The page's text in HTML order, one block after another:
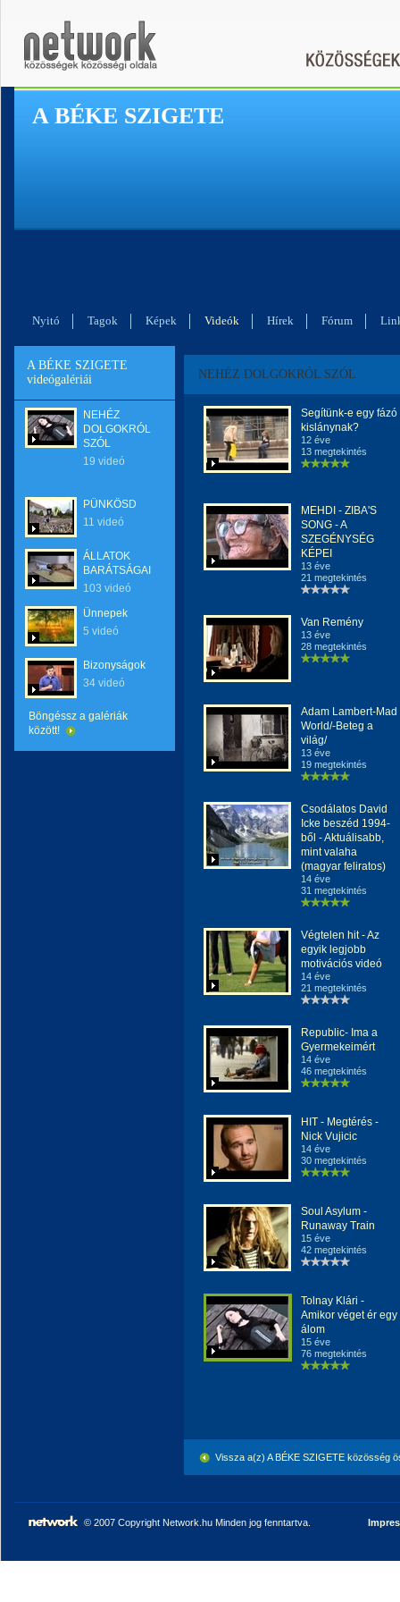
A BÉKE SZIGETE
Nyitó Tagok Képek Videók Hírek Fórum
A BÉKE SZIGETE
videógalériái
NEHÉZ
DOLGOKRÓL
SZÓL
19 videó
PÜNKÖSD
11 videó
ÁLLATOK
BARÁTSÁGAI
103 videó
Ünnepek
5 videó
Bizonyságok
34 videó
Böngéssz a galériák
között!
NEHÉZ DOLGOKRÓL SZÓL
Segítünk-e egy fázó
kislánynak?
12 éve
13 megtekintés
MEHDI - ZIBA'S
SONG - A
SZEGÉNYSÉG
KÉPEI
13 éve
21 megtekintés
Van Remény
13 éve
28 megtekintés
Adam Lambert-Mad
World/-Beteg a
világ/
13 éve
19 megtekintés
Csodálatos David
Icke beszéd 1994-
ből - Aktuálisabb,
mint valaha
(magyar feliratos)
14 éve
31 megtekintés
Végtelen hit - Az
egyik legjobb
motivációs videó
14 éve
21 megtekintés
Republic- Ima a
Gyermekeimért
14 éve
46 megtekintés
HIT - Megtérés -
Nick Vujicic
14 éve
30 megtekintés
Soul Asylum -
Runaway Train
15 éve
42 megtekintés
Tolnay Klári -
Amikor véget ér egy
álom
15 éve
76 megtekintés
Vissza a(z) A BÉKE SZIGETE közösség
© 2007 Copyright Network.hu Minden jog fenntartva.